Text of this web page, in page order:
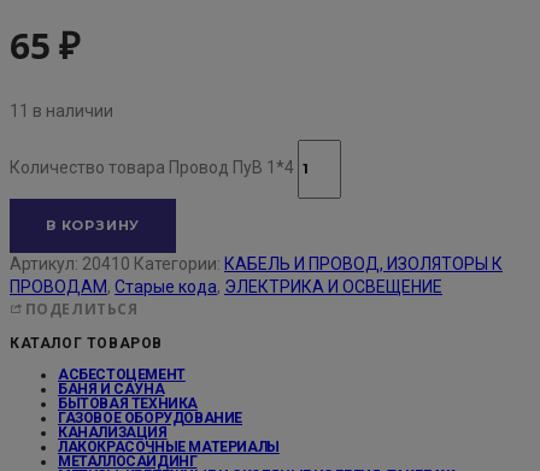
65₽
11 в наличии
Количество товара Провод ПуВ 1*4
В КОРЗИНУ
Артикул: 20410 Категории: КАБЕЛЬ И ПРОВОД, ИЗОЛЯТОРЫ К
ПРОВОДАМ, Старые кода, ЭЛЕКТРИКА И ОСВЕЩЕНИЕ
ПОДЕЛИТЬСЯ
КАТАЛОГ ТОВАРОВ
АСБЕСТОЦЕМЕНТ
БАНЯ И САУНА
БЫТОВАЯ ТЕХНИКА
ГАЗОВОЕ ОБОРУДОВАНИЕ
КАНАЛИЗАЦИЯ
ЛАКОКРАСОЧНЫЕ МАТЕРИАЛЫ
МЕТАЛЛОСАЙДИНГ